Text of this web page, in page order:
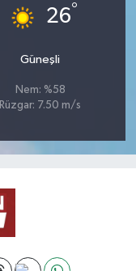
26°
Güneşli
Nem: %58
Rüzgar: 7.50 m/s